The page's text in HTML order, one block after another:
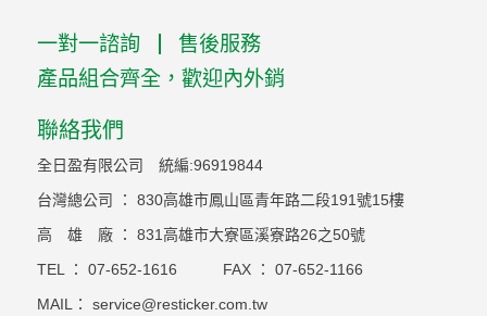
一對一諮詢
售後服務
產品組合齊全，歡迎內外銷
聯絡我們
全日盈有限公司 統編:96919844
台灣總公司 ： 830高雄市鳳山區青年路二段191號15樓
高 雄 廠 ： 831高雄市大寮區溪寮路26之50號
TEL ： 07-652-1616 FAX ： 07-652-1166
MAIL： service@resticker.com.tw